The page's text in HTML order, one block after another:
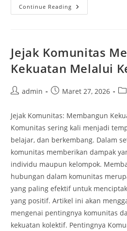
Continue Reading Jejak
Komunitas
Sosial
Jejak Komunitas
Kekuatan Melalui
Postadmin
PostMaret 27, 2026
Jejak Komunitas: Membangun
Komunitas sering kali menjadi
belajar, dan berkembang. Dalam
komunitas memberikan dampak
individu maupun kelompok.
hubungan dalam komunitas
yang paling efektif untuk
yang positif. Artikel ini akan
mengenai pentingnya komunitas
kekuatan kolektif. Pentingnya